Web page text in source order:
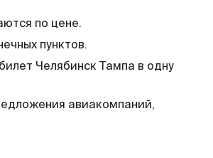
по цене.
пунктов.
Челябинск Тампа в одну
авиакомпаний,